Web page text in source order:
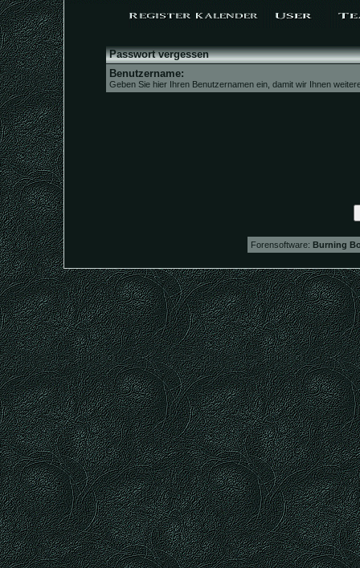
Passwort vergessen
Benutzername:
Geben Sie hier Ihren Benutzernamen ein, damit wir Ihnen
Forensoftware: Burning